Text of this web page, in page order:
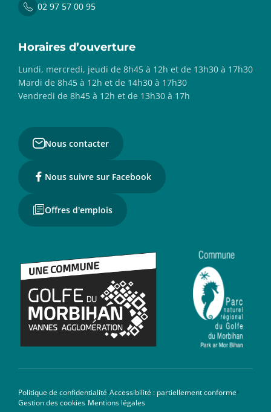
02 97 57 00 95
Horaires d’ouverture
Lundi, mercredi, jeudi de 8h45 à 12h et de 13h30 à 17h30
Mardi de 8h45 à 12h et de 14h30 à 17h30
Vendredi de 8h45 à 12h et de 13h30 à 17h
Nous contacter
Nous suivre sur Facebook
Offres d'emplois
Politique de confidentialité Accessibilité : partiellement conforme
Gestion des cookies Mentions légales